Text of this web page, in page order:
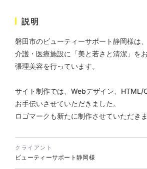
サイト制作
コーポレートサイト
#メーカー・製造業・工業・インフ
#HTML/CSSコーディング
説明
磐田市のビューティーサポート静岡様は
介護・医療施設に「美と若さと清潔」を
張理美容を行っています。
サイト制作では、Webデザイン、HTML/
お手伝いさせていただきました。
ロゴマークも新たに制作させていただきま
クライアント
ビューティーサポート静岡様